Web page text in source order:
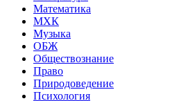
Математика
МХК
Музыка
ОБЖ
Обществознание
Право
Природоведение
Психология